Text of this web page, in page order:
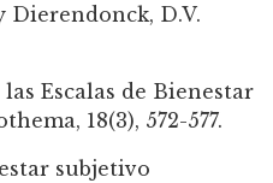
Dierendonck, D.V.
Escalas de Bienestar
18(3), 572-577.
subjetivo